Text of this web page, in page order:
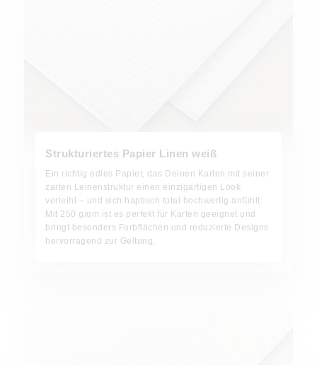
Strukturiertes Papier Linen weiß
Ein richtig edles Papier, das Deinen Karten mit seiner
zarten Leinenstruktur einen einzigartigen Look
verleiht – und sich haptisch total hochwertig anfühlt.
Mit 250 g/qm ist es perfekt für Karten geeignet und
bringt besonders Farbflächen und reduzierte Designs
hervorragend zur Geltung.